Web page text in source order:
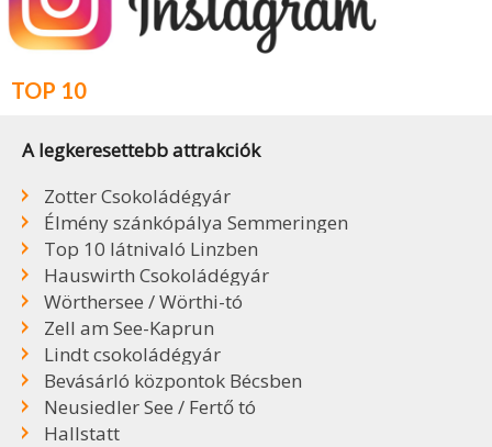
TOP 10
A legkeresettebb attrakciók
Zotter Csokoládégyár
Élmény szánkópálya Semmeringen
Top 10 látnivaló Linzben
Hauswirth Csokoládégyár
Wörthersee / Wörthi-tó
Zell am See-Kaprun
Lindt csokoládégyár
Bevásárló központok Bécsben
Neusiedler See / Fertő tó
Hallstatt